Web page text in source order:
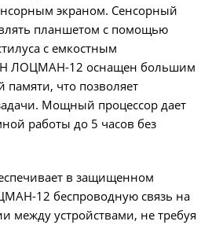
экраном. Сенсорный
планшетом с помощью
с емкостным
ЛОЦМАН-12 оснащен большим
что позволяет
Мощный процессор дает
работы до 5 часов без
в защищенном
12 беспроводную связь на
между устройствами, не требуя